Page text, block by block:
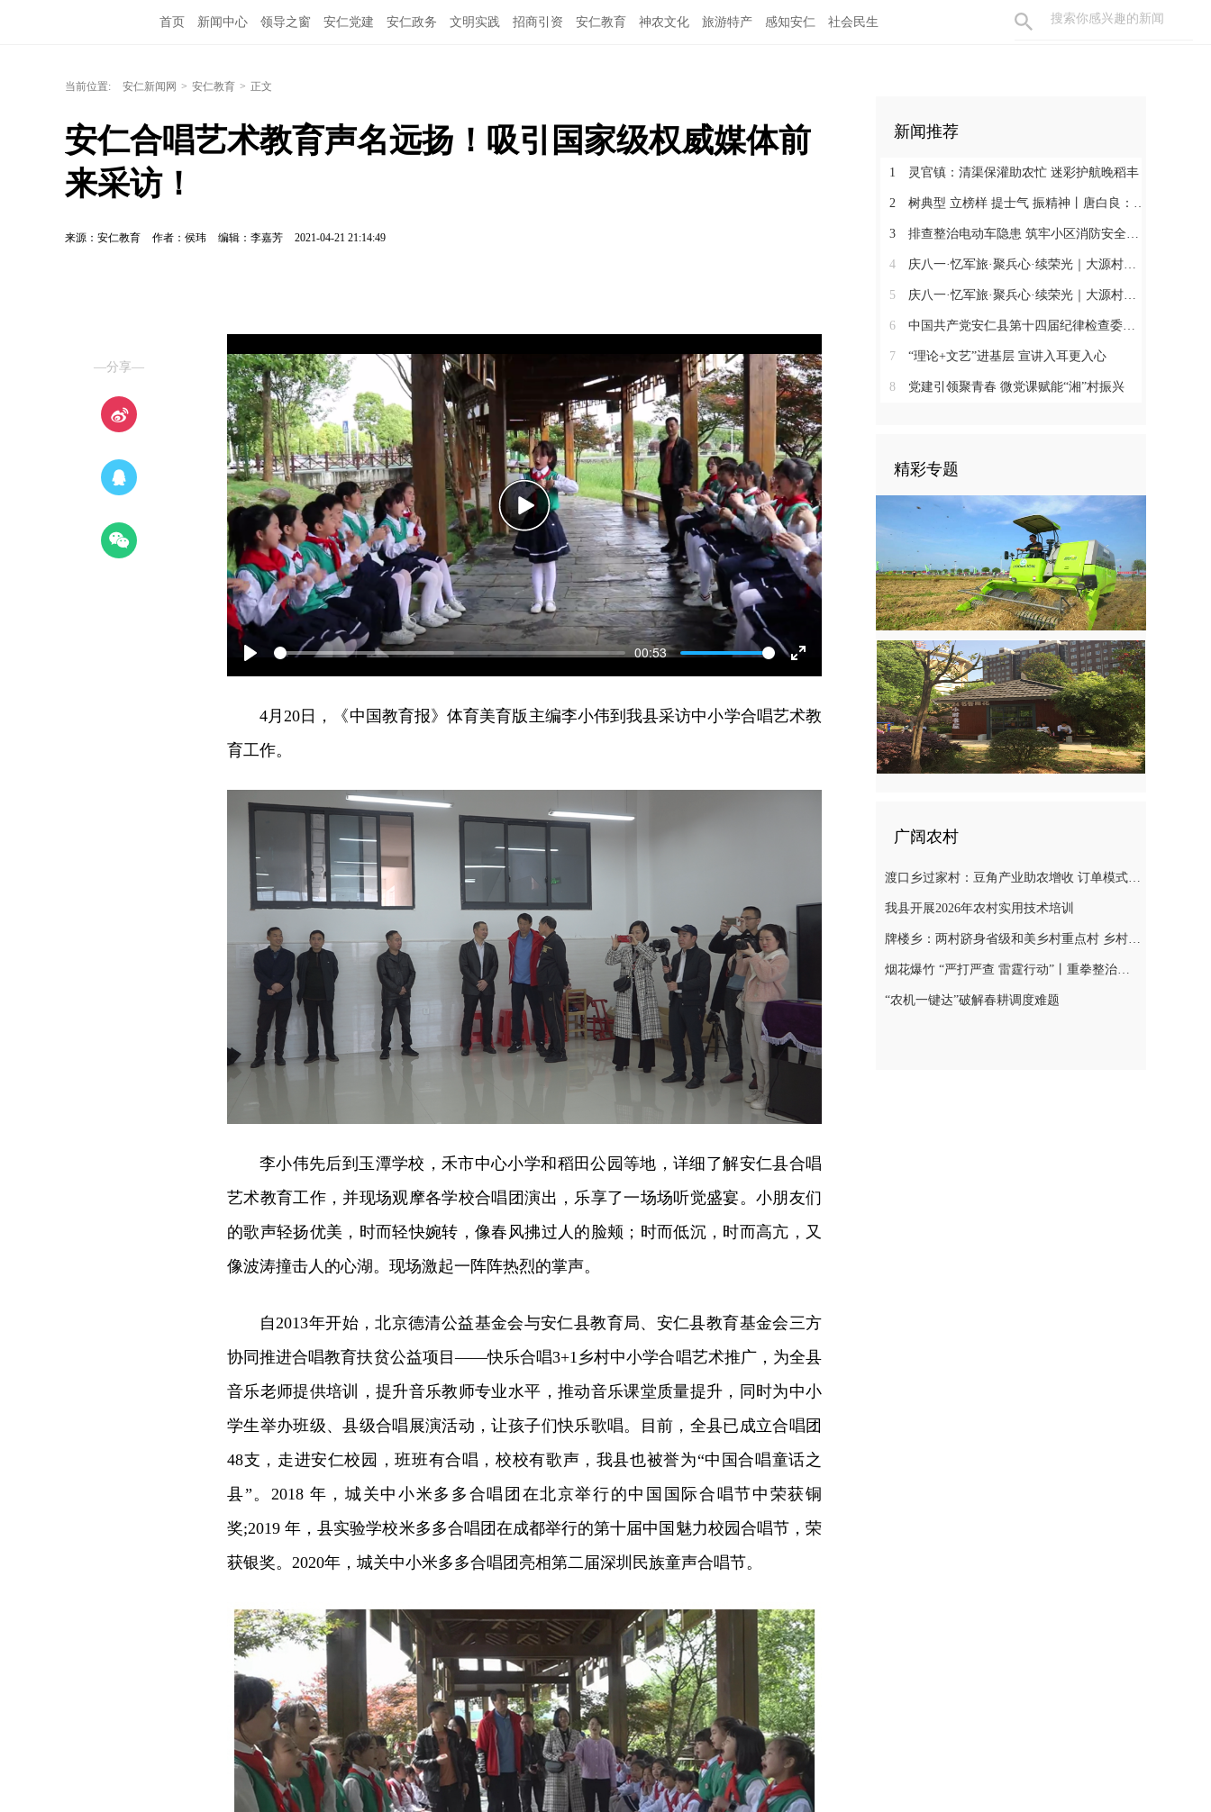
首页 新闻中心 领导之窗 安仁党建 安仁政务 文明实践 招商引资 安仁教育 神农文化 旅游特产 感知安仁 社会民生
当前位置: 安仁新闻网 > 安仁教育 > 正文
安仁合唱艺术教育声名远扬！吸引国家级权威媒体前
来采访！
来源：安仁教育 作者：侯玮 编辑：李嘉芳 2021-04-21 21:14:49
—分享—
Play
00:53
Enter
Play
4月20日，《中国教育报》体育美育版主编李小伟到我县采访中小学合唱艺术教
育工作。
李小伟先后到玉潭学校，禾市中心小学和稻田公园等地，详细了解安仁县合唱
艺术教育工作，并现场观摩各学校合唱团演出，乐享了一场场听觉盛宴。小朋友们
的歌声轻扬优美，时而轻快婉转，像春风拂过人的脸颊；时而低沉，时而高亢，又
像波涛撞击人的心湖。现场激起一阵阵热烈的掌声。
自2013年开始，北京德清公益基金会与安仁县教育局、安仁县教育基金会三方
协同推进合唱教育扶贫公益项目——快乐合唱3+1乡村中小学合唱艺术推广，为全县
音乐老师提供培训，提升音乐教师专业水平，推动音乐课堂质量提升，同时为中小
学生举办班级、县级合唱展演活动，让孩子们快乐歌唱。目前，全县已成立合唱团
48支，走进安仁校园，班班有合唱，校校有歌声，我县也被誉为“中国合唱童话之
县”。2018 年，城关中小米多多合唱团在北京举行的中国国际合唱节中荣获铜
奖;2019 年，县实验学校米多多合唱团在成都举行的第十届中国魅力校园合唱节，荣
获银奖。2020年，城关中小米多多合唱团亮相第二届深圳民族童声合唱节。
新闻推荐
1 灵官镇：清渠保灌助农忙 迷彩护航晚稻丰
2 树典型 立榜样 提士气 振精神丨唐白良：三十载丹心映党徽 一腔热血暖万家
3 排查整治电动车隐患 筑牢小区消防安全防线
4 庆八一·忆军旅·聚兵心·续荣光｜大源村退役军人共话初心
5 庆八一·忆军旅·聚兵心·续荣光｜大源村退役军人共话初心
6 中国共产党安仁县第十四届纪律检查委员会召开第一次全体会议
7 “理论+文艺”进基层 宣讲入耳更入心
8 党建引领聚青春 微党课赋能“湘”村振兴
精彩专题
广阔农村
渡口乡过家村：豆角产业助农增收 订单模式铺就致富路
我县开展2026年农村实用技术培训
牌楼乡：两村跻身省级和美乡村重点村 乡村振兴迎来“加速跑”
烟花爆竹 “严打严查 雷霆行动”丨重拳整治非法储存烟花爆竹 筑牢辖区安全防线
“农机一键达”破解春耕调度难题